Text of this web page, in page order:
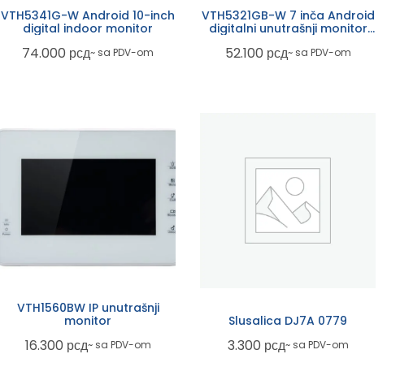
VTH5341G-W Android 10-inch
digital indoor monitor
74.000 рсд~ sa PDV-om
VTH5321GB-W 7 inča Android
digitalni unutrašnji monitor
52.100 рсд~ sa PDV-om
VTH1560BW IP unutrašnji
monitor
16.300 рсд~ sa PDV-om
Slusalica DJ7A 0779
3.300 рсд~ sa PDV-om